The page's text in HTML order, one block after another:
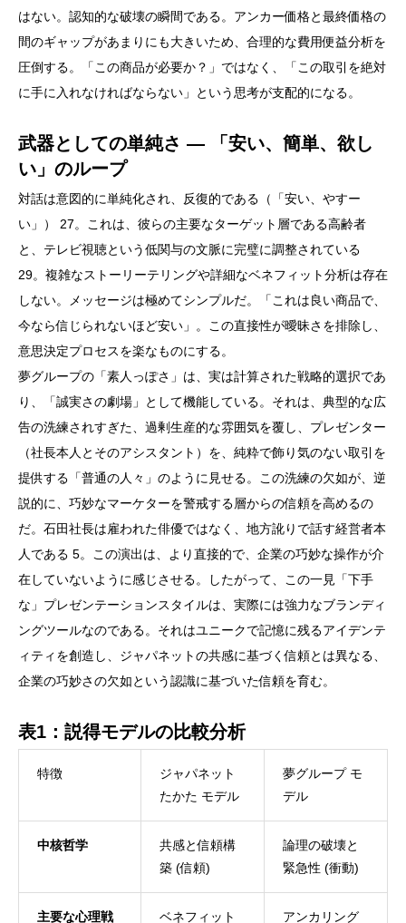
はない。認知的な破壊の瞬間である。アンカー価格と最終価格の
間のギャップがあまりにも大きいため、合理的な費用便益分析を
圧倒する。「この商品が必要か？」ではなく、「この取引を絶対
に手に入れなければならない」という思考が支配的になる。
武器としての単純さ ― 「安い、簡単、欲し
い」のループ
対話は意図的に単純化され、反復的である（「安い、やすー
い」） 27。これは、彼らの主要なターゲット層である高齢者
と、テレビ視聴という低関与の文脈に完璧に調整されている
29。複雑なストーリーテリングや詳細なベネフィット分析は存在
しない。メッセージは極めてシンプルだ。「これは良い商品で、
今なら信じられないほど安い」。この直接性が曖昧さを排除し、
意思決定プロセスを楽なものにする。
夢グループの「素人っぽさ」は、実は計算された戦略的選択であ
り、「誠実さの劇場」として機能している。それは、典型的な広
告の洗練されすぎた、過剰生産的な雰囲気を覆し、プレゼンター
（社長本人とそのアシスタント）を、純粋で飾り気のない取引を
提供する「普通の人々」のように見せる。この洗練の欠如が、逆
説的に、巧妙なマーケターを警戒する層からの信頼を高めるの
だ。石田社長は雇われた俳優ではなく、地方訛りで話す経営者本
人である 5。この演出は、より直接的で、企業の巧妙な操作が介
在していないように感じさせる。したがって、この一見「下手
な」プレゼンテーションスタイルは、実際には強力なブランディ
ングツールなのである。それはユニークで記憶に残るアイデンテ
ィティを創造し、ジャパネットの共感に基づく信頼とは異なる、
企業の巧妙さの欠如という認識に基づいた信頼を育む。
表1：説得モデルの比較分析
特徴
ジャパネット
たかた モデル
夢グループ モ
デル
中核哲学
共感と信頼構
築 (信頼)
論理の破壊と
緊急性 (衝動)
主要な心理戦 ベネフィット アンカリング